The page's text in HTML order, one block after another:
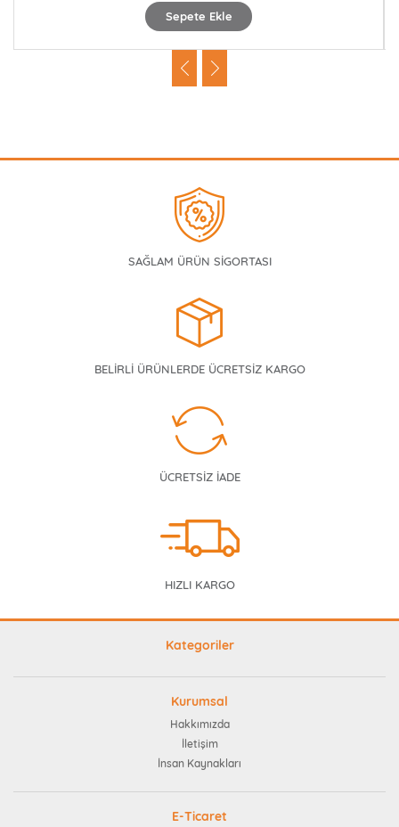
Sepete Ekle
SAĞLAM ÜRÜN SİGORTASI
BELİRLİ ÜRÜNLERDE ÜCRETSİZ KARGO
ÜCRETSİZ İADE
HIZLI KARGO
Kategoriler
Kurumsal
Hakkımızda
İletişim
İnsan Kaynakları
E-Ticaret